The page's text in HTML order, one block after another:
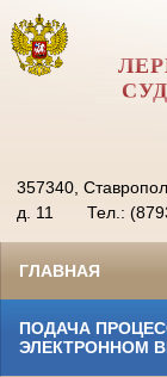
357340,
д. 11
Тел.:
ГЛАВНАЯ
ПОДАЧА
ЭЛЕКТРОННОМ